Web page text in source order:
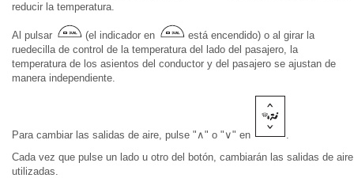
reducir la temperatura.
Al pulsar (el indicador en
está encendido) o al girar la
ruedecilla de control de la temperatura del lado del pasajero, la
temperatura de los asientos del conductor y del pasajero se ajustan de
manera independiente.
Para cambiar las salidas de aire, pulse "∧" o "∨" en
.
Cada vez que pulse un lado u otro del botón, cambiarán las salidas de aire
utilizadas.